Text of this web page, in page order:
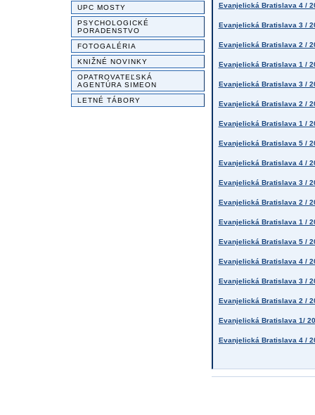
UPC MOSTY
PSYCHOLOGICKÉ
PORADENSTVO
FOTOGALÉRIA
KNIŽNÉ NOVINKY
OPATROVATEĽSKÁ
AGENTÚRA SIMEON
LETNÉ TÁBORY
Evanjelická Bratislava 4 /
Evanjelická Bratislava 3 /
Evanjelická Bratislava 2 /
Evanjelická Bratislava 1 /
Evanjelická Bratislava 3 /
Evanjelická Bratislava 2 /
Evanjelická Bratislava 1 /
Evanjelická Bratislava 5 /
Evanjelická Bratislava 4 /
Evanjelická Bratislava 3 /
Evanjelická Bratislava 2 /
Evanjelická Bratislava 1 /
Evanjelická Bratislava 5 /
Evanjelická Bratislava 4 /
Evanjelická Bratislava 3 /
Evanjelická Bratislava 2 /
Evanjelická Bratislava 1/
Evanjelická Bratislava 4 /